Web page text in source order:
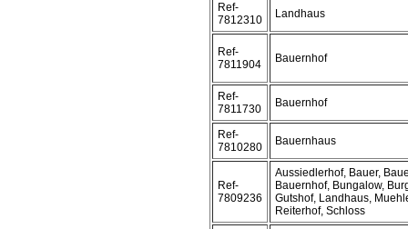
Ref-
7812310
Landhaus
Ref-
7811904
Bauernhof
Ref-
7811730
Bauernhof
Ref-
7810280
Bauernhaus
Ref-
7809236
Aussiedlerhof, Bauer,
Bauernhof, Bungalow,
Gutshof, Landhaus,
Reiterhof, Schloss